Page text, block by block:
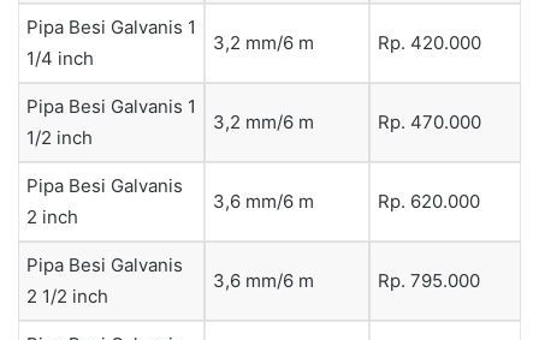
Pipa Besi Galvanis 1
1/4 inch
3,2 mm/6 m Rp. 420.000
Pipa Besi Galvanis 1
1/2 inch
3,2 mm/6 m Rp. 470.000
Pipa Besi Galvanis
2 inch
3,6 mm/6 m Rp. 620.000
Pipa Besi Galvanis
2 1/2 inch
3,6 mm/6 m Rp. 795.000